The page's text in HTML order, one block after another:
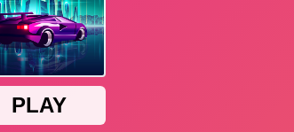
Пасьянс